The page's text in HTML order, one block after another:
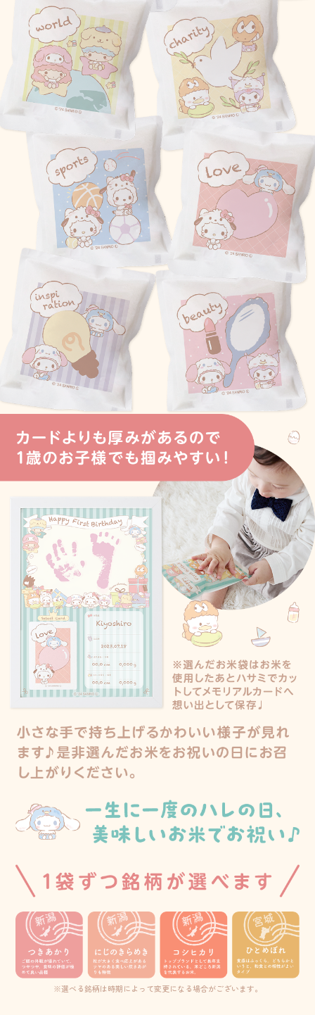
※選べる銘柄は時期によって変更になる場合がございます。